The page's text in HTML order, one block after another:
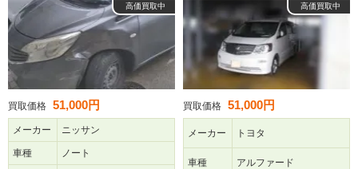
高価買取中
買取価格 51,000円
メーカー ニッサン
車種 ノート
高価買取中
買取価格 51,000円
メーカー トヨタ
車種 アルファード